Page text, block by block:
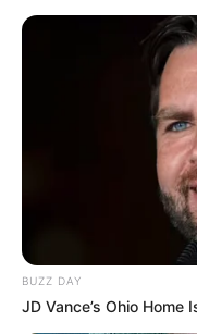
ΤΑΥΤΟΤΗΤΑ ΚΑΙ
BUZZ DAY
JD Vance’s Ohio Home